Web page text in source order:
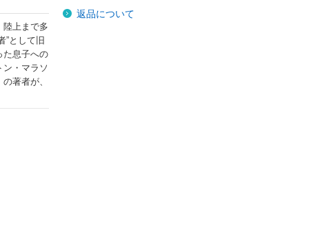
陸上まで多
”として旧
た息子への
・マラソ
著者が、
返品について